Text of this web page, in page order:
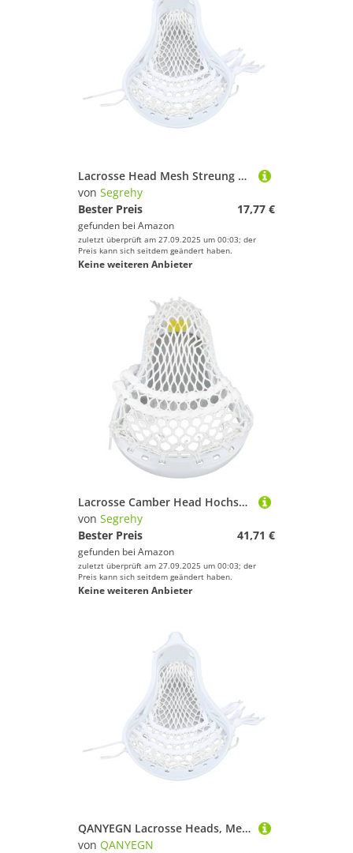
Lacrosse Head Mesh Streung Wear Proof Nylon Lacrosse Stick Köpfe für Trainingswettbewerb Haltbar leichte Performance Lacrosse Head für Spielertrainer und Enthusiasten (Männer)
von Segrehy
Bester Preis
17,77 €
gefunden bei Amazon
zuletzt überprüft am 27.09.2025 um 00:03; der
Preis kann sich seitdem geändert haben.
Keine weiteren Anbieter
Lacrosse Camber Head Hochstärke Nylon Streung Lacrosse Head Professionelles Lacrosse -Stick -Kopf -Kopfersatz für Lacrosse Praktizierende Wettbewerbsspiele
von Segrehy
Bester Preis
41,71 €
gefunden bei Amazon
zuletzt überprüft am 27.09.2025 um 00:03; der
Preis kann sich seitdem geändert haben.
Keine weiteren Anbieter
QANYEGN Lacrosse Heads, Mesh Pocket Lacrosse Heads, Strung Wear Proof Nylon Lacrosse Stick Heads Suitable for Training Competition (Men)
von QANYEGN